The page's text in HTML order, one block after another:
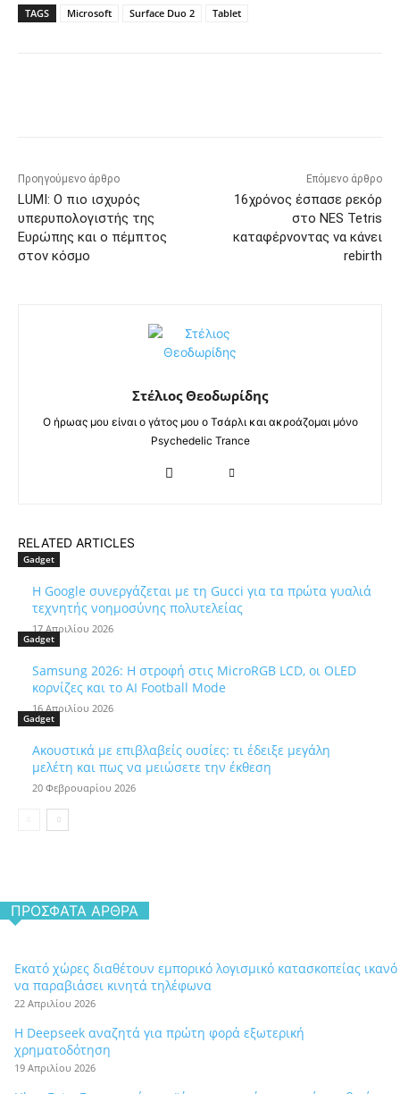
TAGS Microsoft Surface Duo 2 Tablet
Προηγούμενο άρθρο
LUMI: Ο πιο ισχυρός
υπερυπολογιστής της
Ευρώπης και ο πέμπτος
στον κόσμο
Επόμενο άρθρο
16χρόνος έσπασε ρεκόρ
στο NES Tetris
καταφέρνοντας να κάνει
rebirth
Στέλιος Θεοδωρίδης
Ο ήρωας μου είναι ο γάτος μου ο Τσάρλι και ακροάζομαι μόνο
Psychedelic Trance
RELATED ARTICLES
Gadget
Η Google συνεργάζεται με τη Gucci για τα πρώτα γυαλιά
τεχνητής νοημοσύνης πολυτελείας
17 Απριλίου 2026
Gadget
Samsung 2026: Η στροφή στις MicroRGB LCD, οι OLED
κορνίζες και το AI Football Mode
16 Απριλίου 2026
Gadget
Ακουστικά με επιβλαβείς ουσίες: τι έδειξε μεγάλη
μελέτη και πως να μειώσετε την έκθεση
20 Φεβρουαρίου 2026
ΠΡΌΣΦΑΤΑ ΆΡΘΡΑ
Εκατό χώρες διαθέτουν εμπορικό λογισμικό κατασκοπείας ικανό
να παραβιάσει κινητά τηλέφωνα
22 Απριλίου 2026
Η Deepseek αναζητά για πρώτη φορά εξωτερική
χρηματοδότηση
19 Απριλίου 2026